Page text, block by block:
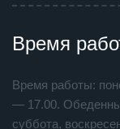
Время
Время работы:
— 17.00.
суббота,